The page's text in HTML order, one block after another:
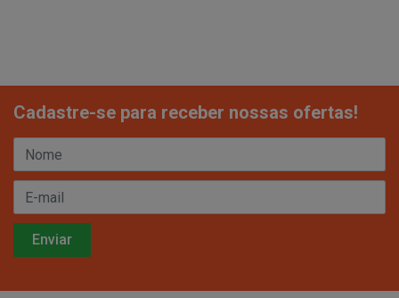
Cadastre-se para receber nossas ofertas!